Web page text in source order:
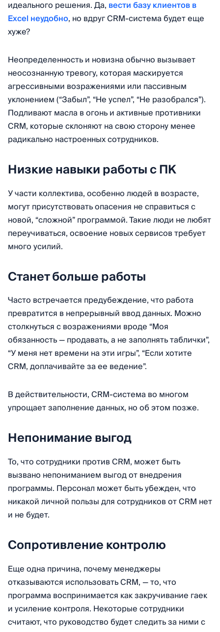
идеального решения. Да, вести базу клиентов в
Excel неудобно, но вдруг CRM-система будет еще
хуже?
Неопределенность и новизна обычно вызывает
неосознанную тревогу, которая маскируется
агрессивными возражениями или пассивным
уклонением (“Забыл”, “Не успел”, “Не разобрался”).
Подливают масла в огонь и активные противники
CRM, которые склоняют на свою сторону менее
радикально настроенных сотрудников.
Низкие навыки работы с ПК
У части коллектива, особенно людей в возрасте,
могут присутствовать опасения не справиться с
новой, “сложной” программой. Такие люди не любят
переучиваться, освоение новых сервисов требует
много усилий.
Станет больше работы
Часто встречается предубеждение, что работа
превратится в непрерывный ввод данных. Можно
столкнуться с возражениями вроде “Моя
обязанность — продавать, а не заполнять таблички”,
“У меня нет времени на эти игры”, “Если хотите
CRM, доплачивайте за ее ведение”.
В действительности, CRM-система во многом
упрощает заполнение данных, но об этом позже.
Непонимание выгод
То, что сотрудники против CRM, может быть
вызвано непониманием выгод от внедрения
программы. Персонал может быть убежден, что
никакой личной пользы для сотрудников от CRM нет
и не будет.
Сопротивление контролю
Еще одна причина, почему менеджеры
отказываются использовать CRM, — то, что
программа воспринимается как закручивание гаек
и усиление контроля. Некоторые сотрудники
считают, что руководство будет следить за ними с